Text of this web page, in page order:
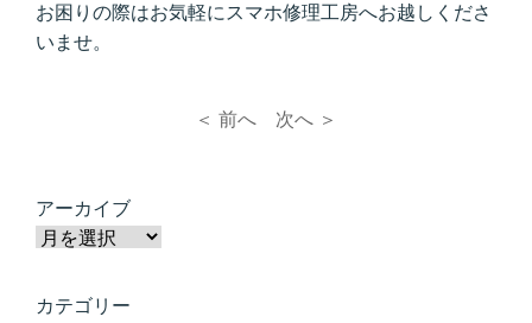
お困りの際はお気軽にスマホ修理工房へお越しくださ
いませ。
＜ 前へ 次へ ＞
アーカイブ
カテゴリー